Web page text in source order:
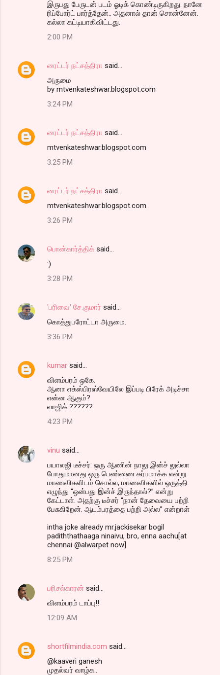
இருபது பேருடன் படம் ஓடிக் கொண்டிருகிறது. நானே
ரிப்போர்ட் பார்த்தேன்.. அதனால் தான் சொன்னேன்.
கல்லா கட்டியாகிவிட்டது.
2:00 PM
ரைட்டர் நட்சத்திரா said…
அருமை
by mtvenkateshwar.blogspot.com
3:24 PM
ரைட்டர் நட்சத்திரா said…
mtvenkateshwar.blogspot.com
3:25 PM
ரைட்டர் நட்சத்திரா said…
mtvenkateshwar.blogspot.com
3:26 PM
பொன்கார்த்திக் said…
:)
3:28 PM
'பரிவை' சே.குமார் said…
கொத்துபரோட்டா அருமை.
3:36 PM
kumar said…
விளம்பரம் ஒகே.
ஆனா எக்ஸ்பிரஸ்வேயிலே இப்படி பிரேக் அடிச்சா
என்ன ஆகும்?
லாஜிக் ??????
4:23 PM
vinu said…
பயாலஜி டீச்சர்: ஒரு ஆணின் நாலு இன்ச் லுல்லா
போதுமானது ஒரு பெண்ணை கர்பமாக்க என்று
மாணவிகளிடம் சொல்ல, மாணவிகளில் ஒருத்தி
எழுந்து “ஒன்பது இன்ச் இருந்தால்?” என்று
கேட்டாள். அதற்கு டீச்சர் “நான் தேவையை பற்றி
பேசுகிறேன். ஆடம்பரத்தை பற்றி அல்ல” என்றாள்
intha joke already mr.jackisekar bogil
padiththathaaga ninaivu, bro, enna aachu[at
chennai @alwarpet now]
8:25 PM
பரிசல்காரன் said…
விளம்பரம் டாப்பு!!
12:09 AM
shortfilmindia.com said…
@kaaveri ganesh
முதல்வர் வாழ்க..